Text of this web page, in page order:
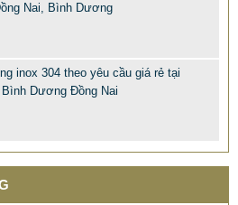
Nai, Bình Dương
inox 304 theo yêu cầu giá rẻ tại
Dương Đồng Nai